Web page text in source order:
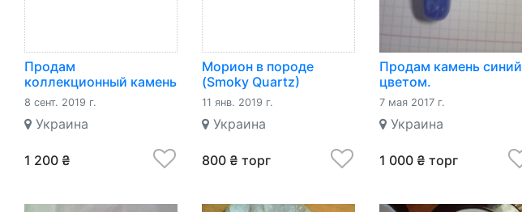
Продам
коллекционный камень
окаменелое дерево
8 сент. 2019 г.
Украина
1 200 ₴
Морион в породе
(Smoky Quartz)
Медитация,
Декор
11 янв. 2019 г.
Украина
800 ₴ торг
Продам камень синий
цветом.
7 мая 2017 г.
Украина
1 000 ₴ торг